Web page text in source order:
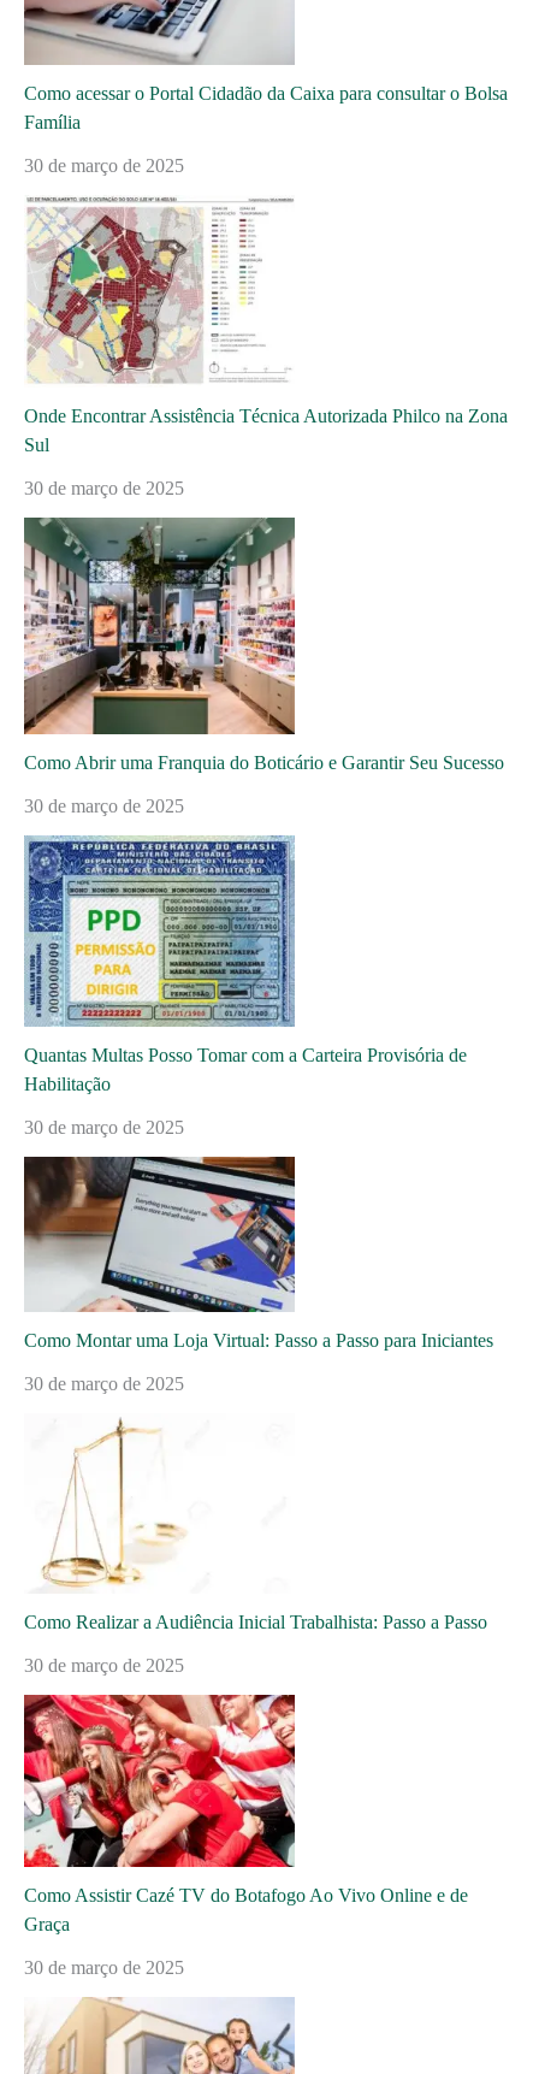
Como acessar o Portal Cidadão da Caixa para consultar o Bolsa
Família
30 de março de 2025
Onde Encontrar Assistência Técnica Autorizada Philco na Zona
Sul
30 de março de 2025
Como Abrir uma Franquia do Boticário e Garantir Seu Sucesso
30 de março de 2025
Quantas Multas Posso Tomar com a Carteira Provisória de
Habilitação
30 de março de 2025
Como Montar uma Loja Virtual: Passo a Passo para Iniciantes
30 de março de 2025
Como Realizar a Audiência Inicial Trabalhista: Passo a Passo
30 de março de 2025
Como Assistir Cazé TV do Botafogo Ao Vivo Online e de
Graça
30 de março de 2025